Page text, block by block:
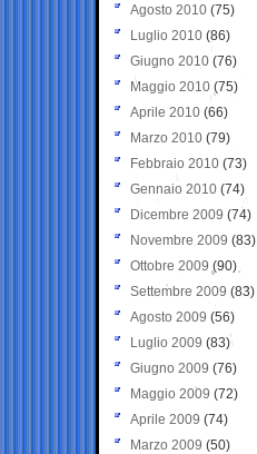
Agosto 2010 (75)
Luglio 2010 (86)
Giugno 2010 (76)
Maggio 2010 (75)
Aprile 2010 (66)
Marzo 2010 (79)
Febbraio 2010 (73)
Gennaio 2010 (74)
Dicembre 2009 (74)
Novembre 2009 (83)
Ottobre 2009 (90)
Settembre 2009 (83)
Agosto 2009 (56)
Luglio 2009 (83)
Giugno 2009 (76)
Maggio 2009 (72)
Aprile 2009 (74)
Marzo 2009 (50)